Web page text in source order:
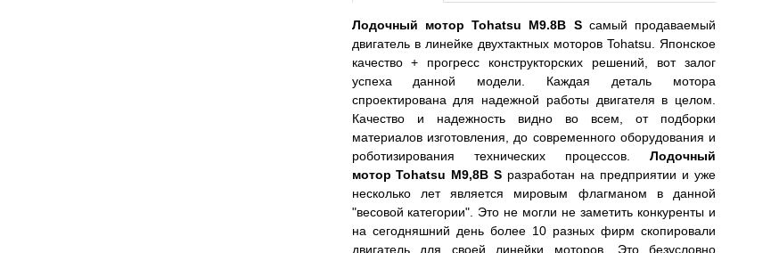
Лодочный мотор Tohatsu М9.8B S самый продаваемый
двигатель в линейке двухтактных моторов Tohatsu. Японское
качество + прогресс конструкторских решений, вот залог
успеха данной модели. Каждая деталь мотора
спроектирована для надежной работы двигателя в целом.
Качество и надежность видно во всем, от подборки
материалов изготовления, до современного оборудования и
роботизирования технических процессов.Лодочный
моторTohatsu М9,8B S разработан на предприятии и уже
несколько лет является мировым флагманом в данной
"весовой категории". Это не могли не заметить конкуренты и
на сегодняшний день более 10 разных фирм скопировали
двигатель для своей линейки моторов. Это безусловно